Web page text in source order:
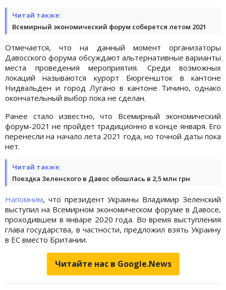
Читай также:
Всемирный экономический форум соберется летом 2021
Отмечается, что на данный момент организаторы
Давосского форума обсуждают альтернативные варианты
места проведения мероприятия. Среди возможных
локаций называются курорт Бюргеншток в кантоне
Нидвальден и город Лугано в кантоне Тичино, однако
окончательный выбор пока не сделан.
Ранее стало известно, что Всемирный экономический
форум-2021 не пройдет традиционно в конце января. Его
перенесли на начало лета 2021 года, но точной даты пока
нет.
Читай также:
Поездка Зеленского в Давос обошлась в 2,5 млн грн
Напомним, что президент Украины Владимир Зеленский
выступил на Всемирном экономическом форуме в Давосе,
проходившем в январе 2020 года. Во время выступления
глава государства, в частности, предложил взять Украину
в ЕС вместо Британии.
Читайте нас в Google.News